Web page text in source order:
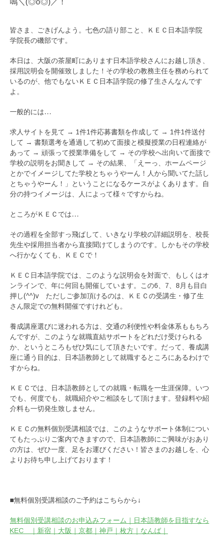
鳴＼(◎o◎)／！
皆さま、ごきげんよう。七色の語り部こと、ＫＥＣ日本語学院
学院長の磯部です。
本日は、大阪の茶屋町にあります日本語学校さんにお越し頂き、
採用説明会を開催致しました！その学校の教務主任を務められて
いるのが、他でもないＫＥＣ日本語学院の修了生さんなんです
よ。
一般的には…
求人サイトを見て → 1件1件応募書類を作成して → 1件1件送付
して → 書類選考を通過して初めて面接と模擬授業の日程連絡が
あって → 頑張って授業準備をして → その学校へ出向いて面接で
学校の説明をお聞きして → その結果、「えーっ、ホームページ
とかでイメージしてた学校とちゃうやーん！人から聞いてた話し
とちゃうやーん！」ということになるケースがよくあります。自
分の持つイメージは、人によって様々ですからね。
ところがＫＥＣでは…
その過程を全部すっ飛ばして、いきなり学校の詳細説明を、校長
先生や採用担当者から直接聞けてしまうのです。しかもその学校
へ行かなくても、ＫＥＣで！
ＫＥＣ日本語学院では、このような説明会を対面で、もしくはオ
ンラインで、年に何回も開催しています。この6、7、8月も目白
押し(^^)v ただしご参加頂けるのは、ＫＥＣの受講生・修了生
さん限定での無料開催ですけれども。
養成講座選びに迷われる方は、交通の利便性や料金体系ももちろ
んですが、このような就職直結サポートをどれだけ受けられる
か、というところもぜひ気にして頂きたいです。だって、養成講
座に通う目的は、日本語教師として就職するところにあるわけで
すからね。
ＫＥＣでは、日本語教師としての就職・転職を一生涯保障。いつ
でも、何度でも、就職紹介やご相談をして頂けます。登録料や紹
介料も一切発生致しません。
ＫＥＣの無料個別受講相談では、このようなサポート体制につい
てもたっぷりご案内できますので、日本語教師にご興味がおあり
の方は、ぜひ一度、足をお運びください！皆さまのお越しを、心
よりお待ち申し上げております！
■無料個別受講相談のご予約はこちらから↓
無料個別受講相談のお申込みフォーム｜日本語教師を目指すなら
KEC ｜新宿｜大阪｜京都｜神戸｜枚方｜なんば｜